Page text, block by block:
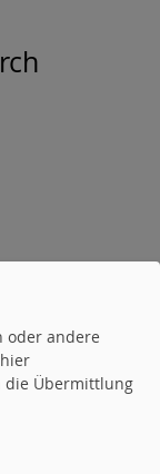
»
oder andere
die Übermittlung